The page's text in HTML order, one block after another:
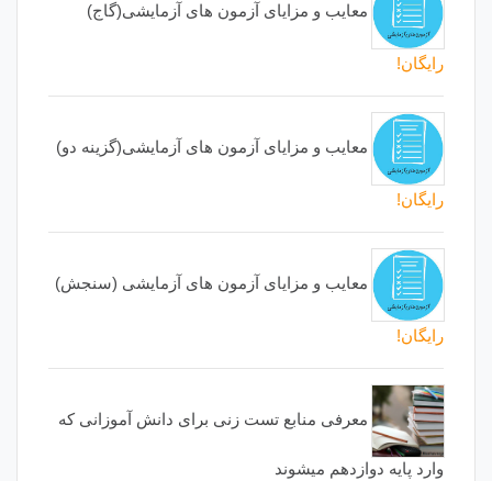
معایب و مزایای آزمون های آزمایشی(گاج)
رایگان!
معایب و مزایای آزمون های آزمایشی(گزینه دو)
رایگان!
معایب و مزایای آزمون های آزمایشی (سنجش)
رایگان!
معرفی منابع تست زنی برای دانش آموزانی که
وارد پایه دوازدهم میشوند